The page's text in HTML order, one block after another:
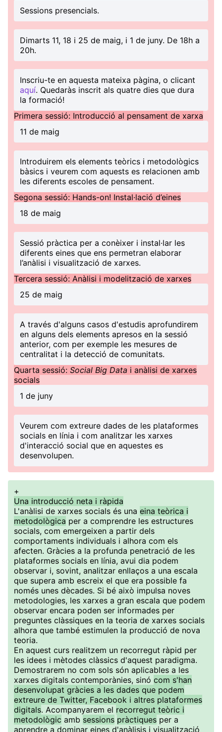
Sessions presencials.
Dimarts 11, 18 i 25 de maig, i 1 de juny. De 18h a
20h.
Inscriu-te en aquesta mateixa pàgina, o clicant
aquí. Quedaràs inscrit als quatre dies que dura
la formació!
Primera sessió: Introducció al pensament de xarxa
11 de maig
Introduirem els elements teòrics i metodològics
bàsics i veurem com aquests es relacionen amb
les diferents escoles de pensament.
Segona sessió: Hands-on! Instal·lació d’eines
18 de maig
Sessió pràctica per a conèixer i instal·lar les
diferents eines que ens permetran elaborar
l’anàlisi i visualització de xarxes.
Tercera sessió: Anàlisi i modelització de xarxes
25 de maig
A través d'alguns casos d'estudis aprofundirem
en alguns dels elements apresos en la sessió
anterior, com per exemple les mesures de
centralitat i la detecció de comunitats.
Quarta sessió: Social Big Data i anàlisi de xarxes
socials
1 de juny
Veurem com extreure dades de les plataformes
socials en línia i com analitzar les xarxes
d'interacció social que en aquestes es
desenvolupen.
+
Una introducció neta i ràpida
L'anàlisi de xarxes socials és una eina teòrica i
metodològica per a comprendre les estructures
socials, com emergeixen a partir dels
comportaments individuals i alhora com els
afecten. Gràcies a la profunda penetració de les
plataformes socials en línia, avui dia podem
observar i, sovint, analitzar enllaços a una escala
que supera amb escreix el que era possible fa
només unes dècades. Si bé això impulsa noves
metodologies, les xarxes a gran escala que podem
observar encara poden ser informades per
preguntes clàssiques en la teoria de xarxes socials
alhora que també estimulen la producció de nova
teoria.
En aquest curs realitzem un recorregut ràpid per
les idees i mètodes clàssics d'aquest paradigma.
Demostrarem no com sols són aplicables a les
xarxes digitals contemporànies, sinó com s'han
desenvolupat gràcies a les dades que podem
extreure de Twitter, Facebook i altres plataformes
digitals. Acompanyarem el recorregut teòric i
metodològic amb sessions pràctiques per a
aprendre a dominar eines d'anàlisis i visualització